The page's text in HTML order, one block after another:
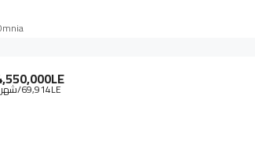
69,914LE
/